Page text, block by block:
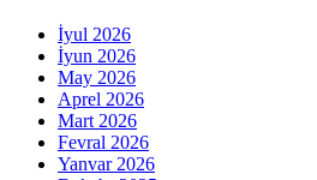
İyul 2026
İyun 2026
May 2026
Aprel 2026
Mart 2026
Fevral 2026
Yanvar 2026